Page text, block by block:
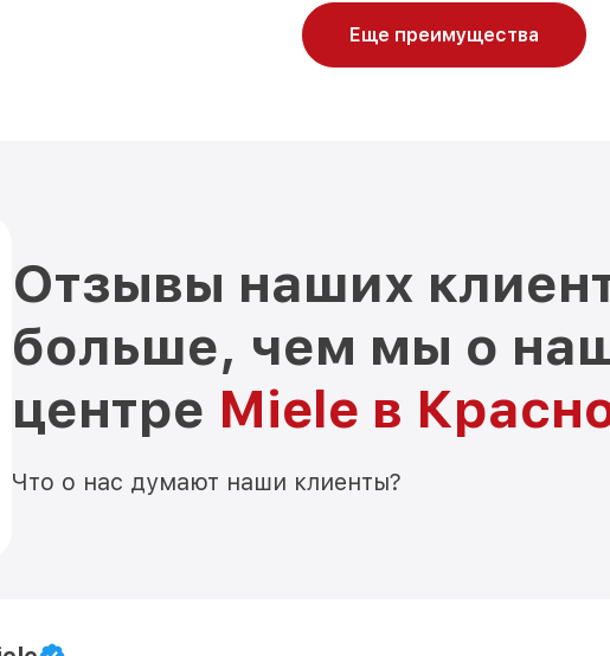
Еще преимущества
Отзывы наших
больше, чем мы о
центре Miele в
Что о нас думают наши клиенты?